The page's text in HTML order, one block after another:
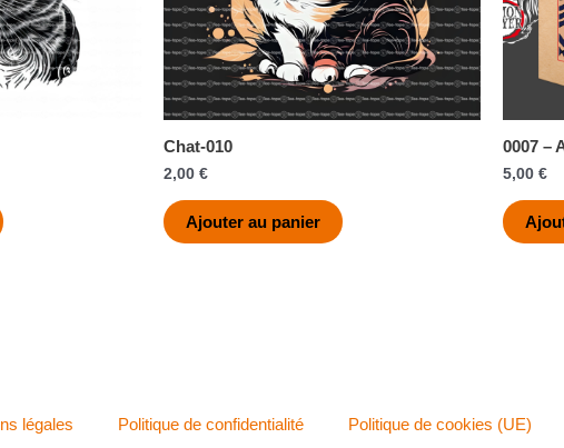
Chat-010
2,00 €
Ajouter au panier
0007 –
5,00 €
légales Politique de confidentialité Politique de cookies (UE)